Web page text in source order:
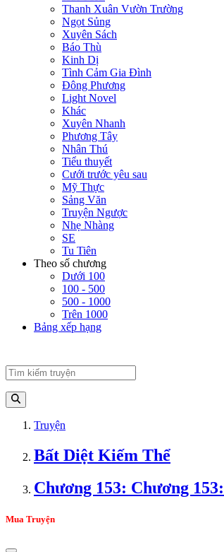
Thanh Xuân Vườn Trường
Ngọt Sủng
Xuyên Sách
Báo Thù
Kinh Dị
Tình Cảm Gia Đình
Đông Phương
Light Novel
Khác
Xuyên Nhanh
Phương Tây
Nhân Thú
Tiểu thuyết
Cưới trước yêu sau
Mỹ Thực
Sảng Văn
Truyện Ngược
Nhẹ Nhàng
SE
Tu Tiên
Theo số chương
Dưới 100
100 - 500
500 - 1000
Trên 1000
Bảng xếp hạng
Truyện
Bất Diệt Kiếm Thể
Chương 153: Chương
Mua Truyện